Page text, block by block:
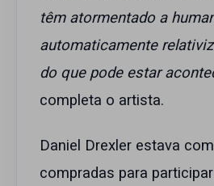
têm atormentado a
automaticamente
do que pode estar
completa o artista.
Daniel Drexler estava
compradas para